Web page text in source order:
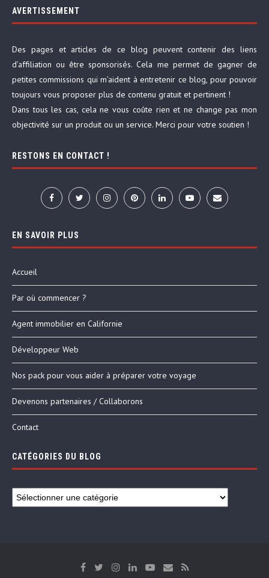
AVERTISSEMENT
Des pages et articles de ce blog peuvent contenir des liens
d’affiliation ou être sponsorisés. Cela me permet de gagner de
petites commissions qui m’aident à entretenir ce blog, pour pouvoir
toujours vous proposer plus de contenu gratuit et pertinent !
Dans tous les cas, cela ne vous coûte rien et ne change pas mon
objectivité sur un produit ou un service. Merci pour votre soutien !
RESTONS EN CONTACT !
EN SAVOIR PLUS
Accueil
Par où commencer ?
Agent immobilier en Californie
Développeur Web
Nos pack pour vous aider à préparer votre voyage
Devenons partenaires / Collaborons
Contact
CATÉGORIES DU BLOG